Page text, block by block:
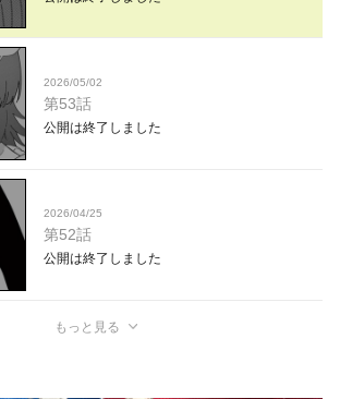
2026/05/02
第53話
公開は終了しました
2026/04/25
第52話
公開は終了しました
もっと見る